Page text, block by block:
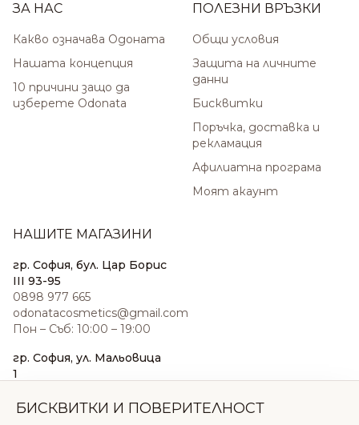
ЗА НАС
Какво означава Одоната
Нашата концепция
10 причини защо да
изберете Odonata
ПОЛЕЗНИ ВРЪЗКИ
Общи условия
Защита на личните
данни
Бисквитки
Поръчка, доставка и
рекламация
Афилиатна програма
Моят акаунт
НАШИТЕ МАГАЗИНИ
гр. София, бул. Цар Борис
III 93-95
0898 977 665
odonatacosmetics@gmail.com
Пон – Съб: 10:00 – 19:00
гр. София, ул. Мальовица
1
sales@odonatacosmetics.com
БИСКВИТКИ И ПОВЕРИТЕЛНОСТ